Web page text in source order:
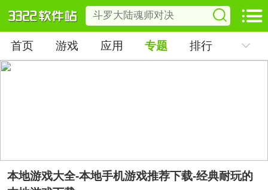
首页 游戏 应用 专题 排行
本地游戏大全-本地手机游戏推荐下载-经典耐玩的